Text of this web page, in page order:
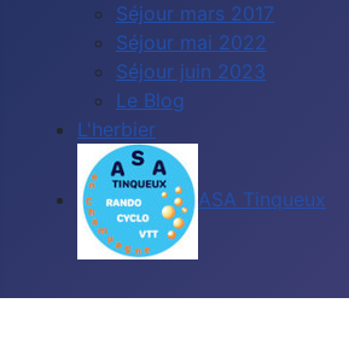
Séjour mars 2017
Séjour mai 2022
Séjour juin 2023
Le Blog
L'herbier
ASA Tinqueux